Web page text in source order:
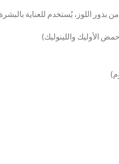
بذور اللوز، يُستخدم للعناية